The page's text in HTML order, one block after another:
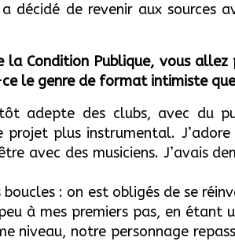
décidé de revenir aux sources
la Condition Publique, vous
le genre de format intimiste
adepte des clubs, avec du
plus instrumental.
avec des musiciens. J’avais
: on est obligés de se
à mes premiers pas, en étant
niveau, notre personnage